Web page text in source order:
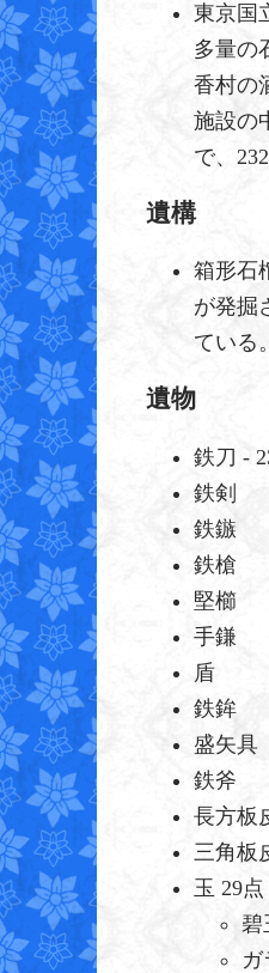
東京国
多量の
香村の
施設の
で、
遺構
箱形石
が発掘
ている
遺物
鉄刀 -
鉄剣
鉄鏃
鉄槍
堅櫛
手鎌
盾
鉄鉾
盛矢具
鉄斧
長方板
三角板
玉 29点
碧